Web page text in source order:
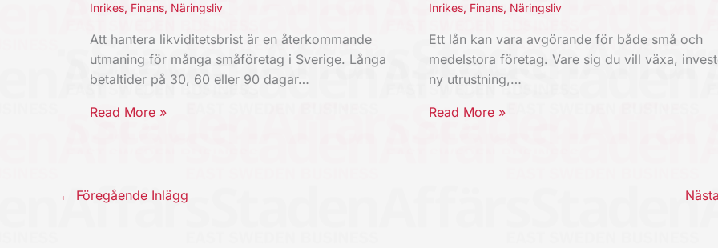
Inrikes, Finans, Näringsliv
Att hantera likviditetsbrist är en återkommande
utmaning för många småföretag i Sverige. Långa
betaltider på 30, 60 eller 90 dagar…
Read More »
Inrikes, Finans, Näringsliv
Ett lån kan vara avgörande för både små och
medelstora företag. Vare sig du vill växa,
ny utrustning,…
Read More »
← Föregående Inlägg